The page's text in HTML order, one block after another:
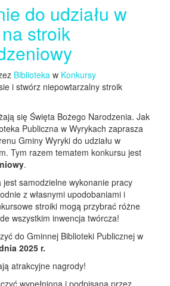
do udziału w
stroik
Biblioteka w Konkursy
i stwórz niepowtarzalny stroik
się Święta Bożego Narodzenia. Jak
Publiczna w Wyrykach zaprasza
Gminy Wyryki do udziału w
Tym razem tematem konkursu jest
.
samodzielne wykonanie pracy
z własnymi upodobaniami i
stroiki mogą przybrać różne
wszystkim inwencja twórcza!
do Gminnej Biblioteki Publicznej w
2025 r.
atrakcyjne nagrody!
wypełnioną i podpisaną przez